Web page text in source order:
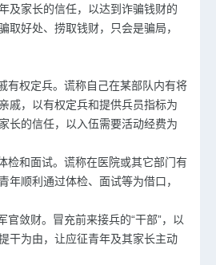
及家长的信任，以达到诈骗钱财的
取好处、捞取钱财，只会是骗局，
有权定兵。谎称自己在某部队内有将
戚，以有权定兵和提供兵员指标为
长的信任，以入伍需要活动经费为
检和面试。谎称在医院或其它部门有
年顺利通过体检、面试等为借口，
官敛财。冒充前来接兵的“干部”，以
干为由，让应征青年及其家长主动